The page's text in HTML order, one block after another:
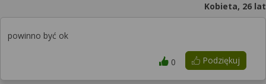
Kobieta, 26 lat
powinno być ok
Podziękuj
0